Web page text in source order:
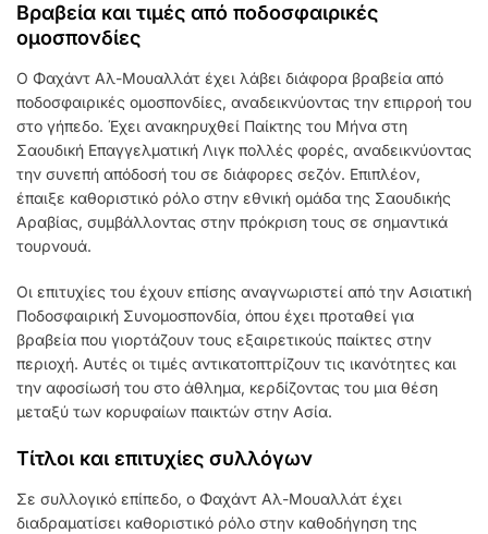
Βραβεία και τιμές από ποδοσφαιρικές
ομοσπονδίες
Ο Φαχάντ Αλ-Μουαλλάτ έχει λάβει διάφορα βραβεία από
ποδοσφαιρικές ομοσπονδίες, αναδεικνύοντας την επιρροή του
στο γήπεδο. Έχει ανακηρυχθεί Παίκτης του Μήνα στη
Σαουδική Επαγγελματική Λιγκ πολλές φορές, αναδεικνύοντας
την συνεπή απόδοσή του σε διάφορες σεζόν. Επιπλέον,
έπαιξε καθοριστικό ρόλο στην εθνική ομάδα της Σαουδικής
Αραβίας, συμβάλλοντας στην πρόκριση τους σε σημαντικά
τουρνουά.
Οι επιτυχίες του έχουν επίσης αναγνωριστεί από την Ασιατική
Ποδοσφαιρική Συνομοσπονδία, όπου έχει προταθεί για
βραβεία που γιορτάζουν τους εξαιρετικούς παίκτες στην
περιοχή. Αυτές οι τιμές αντικατοπτρίζουν τις ικανότητες και
την αφοσίωσή του στο άθλημα, κερδίζοντας του μια θέση
μεταξύ των κορυφαίων παικτών στην Ασία.
Τίτλοι και επιτυχίες συλλόγων
Σε συλλογικό επίπεδο, ο Φαχάντ Αλ-Μουαλλάτ έχει
διαδραματίσει καθοριστικό ρόλο στην καθοδήγηση της